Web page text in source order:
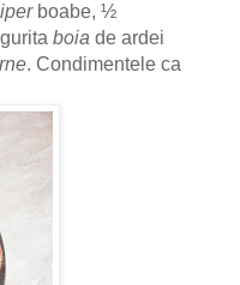
boabe, ½
boia de ardei
. Condimentele ca